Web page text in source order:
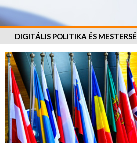
DIGITÁLIS POLITIKA ÉS